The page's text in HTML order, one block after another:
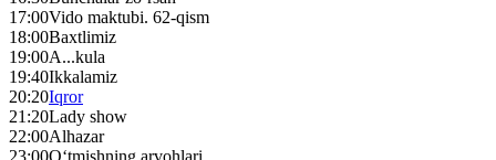
17:00Vido maktubi. 62-qism
18:00Baxtlimiz
19:00A...kula
19:40Ikkalamiz
20:20Iqror
21:20Lady show
22:00Alhazar